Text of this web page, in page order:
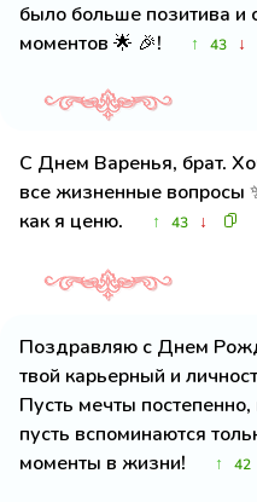
было больше позитива и
моментов 🌟 🎉!
↑ 43 ↓
С Днем Варенья, брат.
все жизненные вопросы
как я ценю.
↑ 43 ↓
Поздравляю с Днем
твой карьерный и
Пусть мечты
пусть вспоминаются
моменты в жизни!
↑ 42